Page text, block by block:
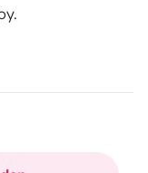
for up to
capacity for
toilet, 10-liter
220 V sockets,
external